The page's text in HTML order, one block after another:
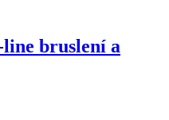
bruslení a